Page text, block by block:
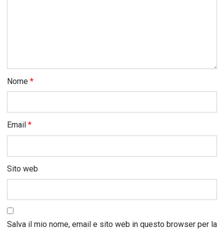
Nome *
Email *
Sito web
Salva il mio nome, email e sito web in questo browser per la